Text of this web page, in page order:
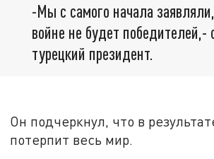
-Мы с самого начала
войне не будет победителей,-
турецкий президент.
Он подчеркнул, что в
потерпит весь мир.